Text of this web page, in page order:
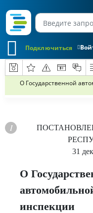
Подключиться
О Государственной
31
О
инспекции